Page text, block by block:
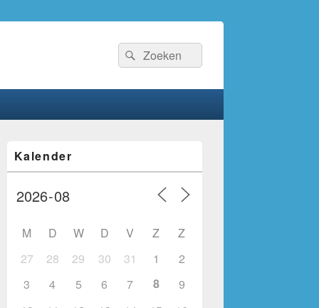
Zoeken
naar:
Zoeken
zijbalk
widget
Kalender
M D W D V Z
Z
27
28 29 30 31 1
2
3
4 5 6 7 8
9